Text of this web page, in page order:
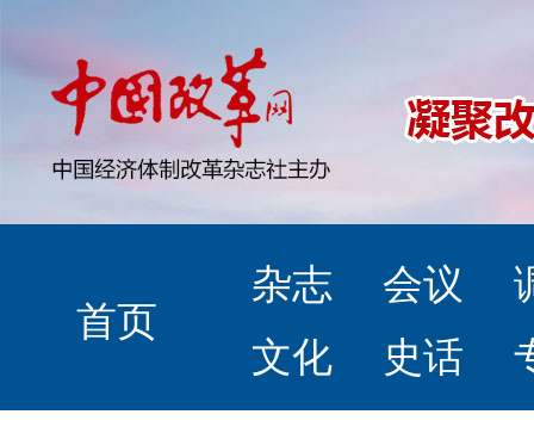
首页
杂志 会议
文化
史话